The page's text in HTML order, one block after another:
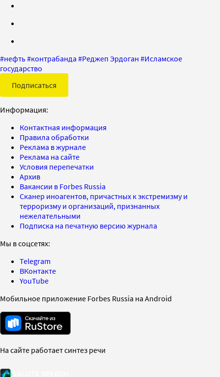
#нефть#контрабанда #Реджеп Эрдоган #Исламское
государство
Подписаться
Информация:
Контактная информация
Правила обработки
Реклама в журнале
Реклама на сайте
Условия перепечатки
Архив
Вакансии в Forbes Russia
Сканер иноагентов, причастных к экстремизму и
терроризму и организаций, признанных
нежелательными
Подписка на печатную версию журнала
Мы в соцсетях:
Telegram
ВКонтакте
YouTube
Мобильное приложение Forbes Russia на Android
На сайте работает синтез речи